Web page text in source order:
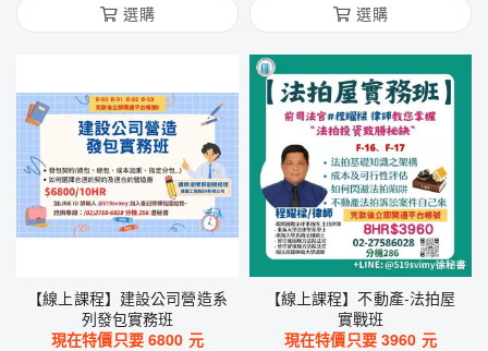
選購
選購
【線上課程】建設公司營造系
列發包實務班
現在特價只要6800 元
【線上課程】不動產-法拍屋
實戰班
現在特價只要3960 元